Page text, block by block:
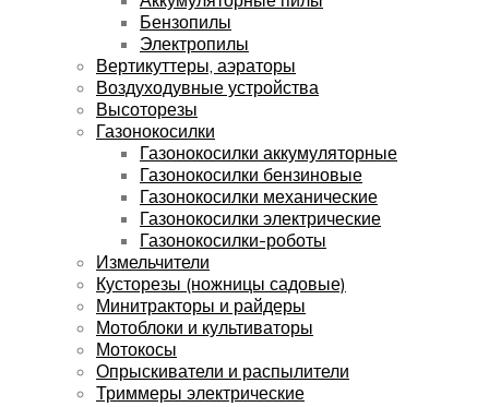
Бензопилы
Электропилы
Вертикуттеры, аэраторы
Воздуходувные устройства
Высоторезы
Газонокосилки
Газонокосилки аккумуляторные
Газонокосилки бензиновые
Газонокосилки механические
Газонокосилки электрические
Газонокосилки-роботы
Измельчители
Кусторезы (ножницы садовые)
Минитракторы и райдеры
Мотоблоки и культиваторы
Мотокосы
Опрыскиватели и распылители
Триммеры электрические